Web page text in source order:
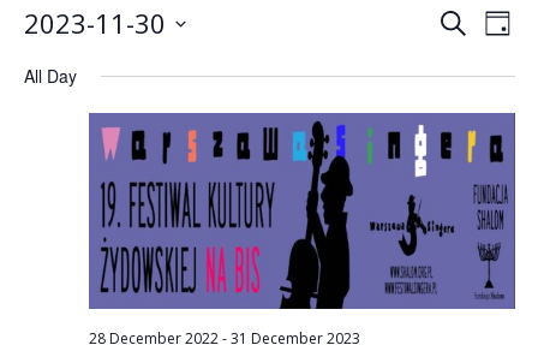
and
Views
SearchDay
2023-11-30
date.
All Day
28 December 2022-31 December 2023